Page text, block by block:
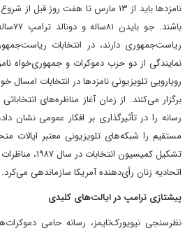
نامزدها باید از ۱۳ مارس تا هفت روز
ریاست‌جمهوری دارند، در انتخابات
نمایندگی از دو حزب دموکرات و جمهوری‌خواه
رویارویی تلویزیونی نامزدها در انتخابات
رسانه را در تأثیرگذاری بر افکار عمومی نشان
مستقیم را شبکه‌های تلویزیونی معتبر ایالات
اتحادیه زنان رأی‌دهنده آمریکا سازماندهی می‌کرد.
پیشتازی ترامپ در ایالت‌های کلیدی
نظرسنجی نیویورک‌تایمز، رسانه حامی